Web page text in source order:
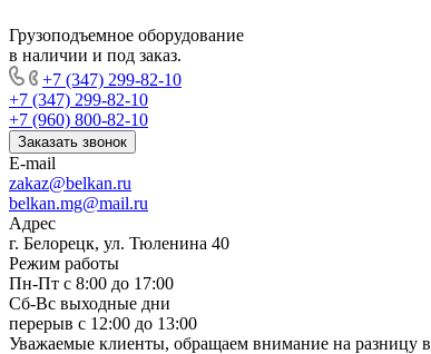
Грузоподъемное оборудование
в наличии и под заказ.
+7 (347) 299-82-10
+7 (347) 299-82-10
+7 (960) 800-82-10
Заказать звонок
E-mail
zakaz@belkan.ru
belkan.mg@mail.ru
Адрес
г. Белорецк, ул. Тюленина 40
Режим работы
Пн-Пт с 8:00 до 17:00
Сб-Вс выходные дни
перерыв с 12:00 до 13:00
Уважаемые клиенты, обращаем внимание на разницу